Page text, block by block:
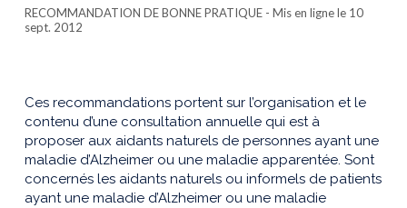
RECOMMANDATION DE BONNE PRATIQUE - Mis en ligne le 10
sept. 2012
Ces recommandations portent sur l’organisation et le
contenu d’une consultation annuelle qui est à
proposer aux aidants naturels de personnes ayant une
maladie d’Alzheimer ou une maladie apparentée. Sont
concernés les aidants naturels ou informels de patients
ayant une maladie d’Alzheimer ou une maladie